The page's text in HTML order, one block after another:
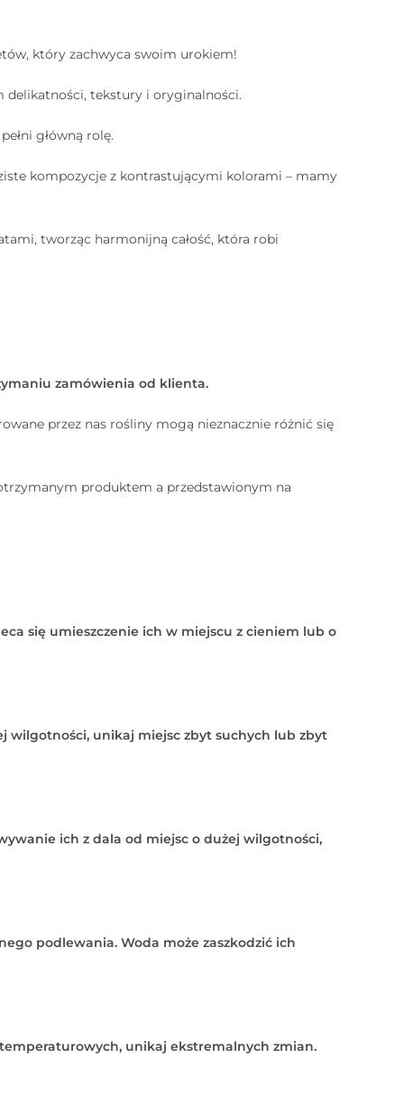
który zachwyca swoim urokiem!
delikatności, tekstury i oryginalności.
główną rolę.
kompozycje z kontrastującymi kolorami – mamy
tworząc harmonijną całość, która robi
zamówienia od klienta.
przez nas rośliny mogą nieznacznie różnić się
produktem a przedstawionym na
się umieszczenie ich w miejscu z cieniem lub o
wilgotności, unikaj miejsc zbyt suchych lub zbyt
ich z dala od miejsc o dużej wilgotności,
podlewania. Woda może zaszkodzić ich
unikaj ekstremalnych zmian.